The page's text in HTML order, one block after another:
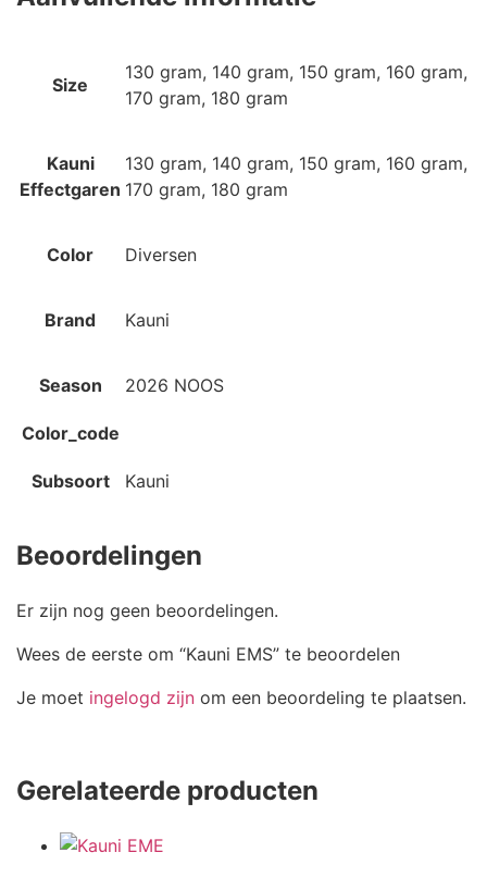
Size
130 gram, 140 gram, 150 gram, 160 gram,
170 gram, 180 gram
Kauni
Effectgaren
130 gram, 140 gram, 150 gram, 160 gram,
170 gram, 180 gram
Color Diversen
Brand Kauni
Season 2026 NOOS
Color_code
Subsoort Kauni
Beoordelingen
Er zijn nog geen beoordelingen.
Wees de eerste om “Kauni EMS” te beoordelen
Je moet ingelogd zijn om een beoordeling te plaatsen.
Gerelateerde producten